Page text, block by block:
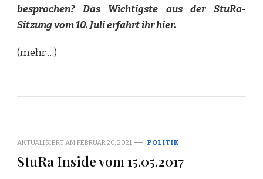
besprochen? Das Wichtigste aus der StuRa-
Sitzung vom 10. Juli erfahrt ihr hier.
(mehr …)
AKTUALISIERT AM FEBRUAR 20, 2021 POLITIK
StuRa Inside vom 15.05.2017